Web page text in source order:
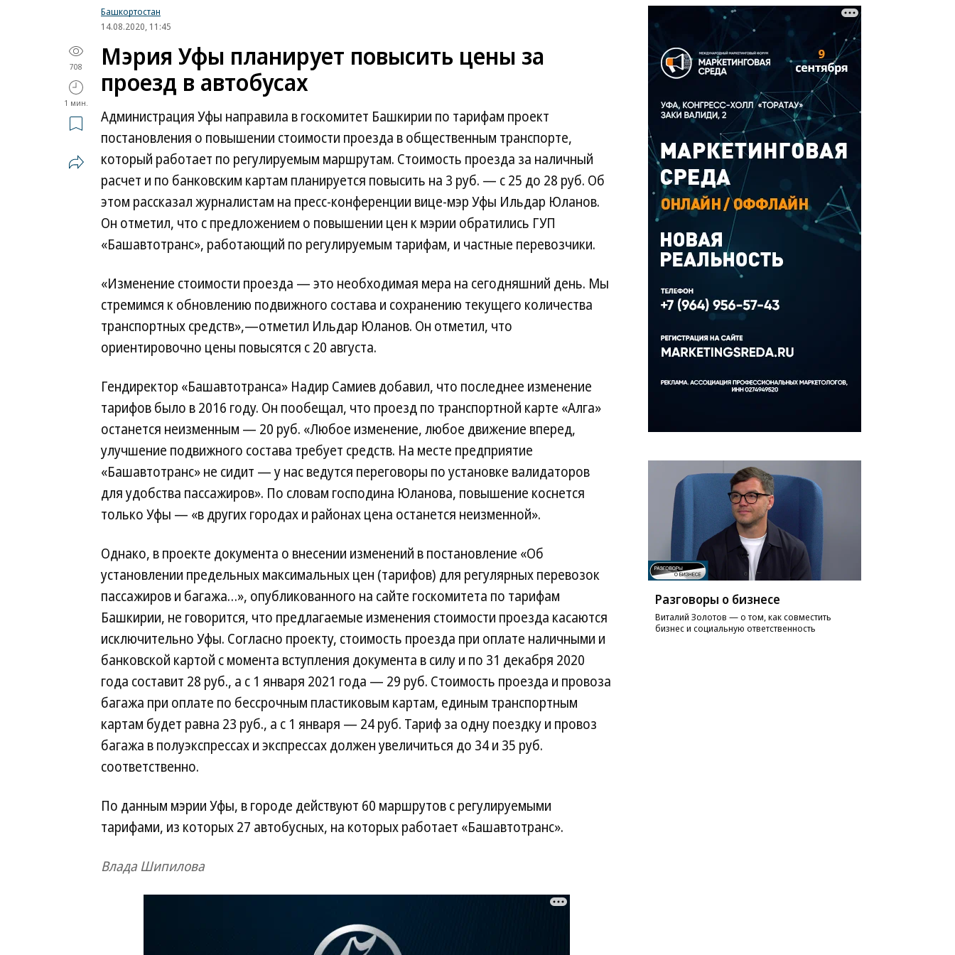
Башкортостан
14.08.2020, 11:45
708
1 мин.
Мэрия Уфы планирует повысить цены за
проезд в автобусах
Администрация Уфы направила в госкомитет Башкирии по тарифам проект
постановления о повышении стоимости проезда в общественным транспорте,
который работает по регулируемым маршрутам. Стоимость проезда за наличный
расчет и по банковским картам планируется повысить на 3 руб. — с 25 до 28 руб. Об
этом рассказал журналистам на пресс-конференции вице-мэр Уфы Ильдар Юланов.
Он отметил, что с предложением о повышении цен к мэрии обратились ГУП
«Башавтотранс», работающий по регулируемым тарифам, и частные перевозчики.
«Изменение стоимости проезда — это необходимая мера на сегодняшний день. Мы
стремимся к обновлению подвижного состава и сохранению текущего количества
транспортных средств»,—отметил Ильдар Юланов. Он отметил, что
ориентировочно цены повысятся с 20 августа.
Гендиректор «Башавтотранса» Надир Самиев добавил, что последнее изменение
тарифов было в 2016 году. Он пообещал, что проезд по транспортной карте «Алга»
останется неизменным — 20 руб. «Любое изменение, любое движение вперед,
улучшение подвижного состава требует средств. На месте предприятие
«Башавтотранс» не сидит — у нас ведутся переговоры по установке валидаторов
для удобства пассажиров». По словам господина Юланова, повышение коснется
только Уфы — «в других городах и районах цена останется неизменной».
Однако, в проекте документа о внесении изменений в постановление «Об
установлении предельных максимальных цен (тарифов) для регулярных перевозок
пассажиров и багажа…», опубликованного на сайте госкомитета по тарифам
Башкирии, не говорится, что предлагаемые изменения стоимости проезда касаются
исключительно Уфы. Согласно проекту, стоимость проезда при оплате наличными и
банковской картой с момента вступления документа в силу и по 31 декабря 2020
года составит 28 руб., а с 1 января 2021 года — 29 руб. Стоимость проезда и провоза
багажа при оплате по бессрочным пластиковым картам, единым транспортным
картам будет равна 23 руб., а с 1 января — 24 руб. Тариф за одну поездку и провоз
багажа в полуэкспрессах и экспрессах должен увеличиться до 34 и 35 руб.
соответственно.
По данным мэрии Уфы, в городе действуют 60 маршрутов с регулируемыми
тарифами, из которых 27 автобусных, на которых работает «Башавтотранс».
Влада Шипилова
Разговоры о бизнесе
Виталий Золотов — о том, как совместить
бизнес и социальную ответственность